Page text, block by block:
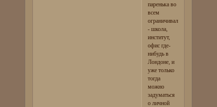
паренька во
всем
ограничивали
- школа,
институт,
офис где-
нибудь в
Лондоне, и
уже только
тогда
можно
задуматься
о личной